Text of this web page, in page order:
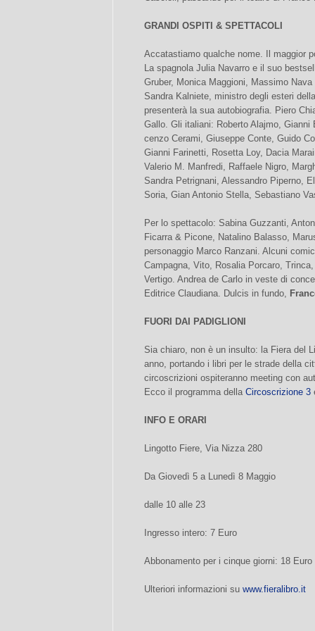
GRANDI OSPITI & SPETTACOLI
Accatastiamo qualche nome. Il maggior
La spagnola Julia Navarro e il suo
Gruber, Monica Maggioni, Massimo
Sandra Kalniete, ministro degli esteri
presenterà la sua autobiografia. Piero
Gallo. Gli italiani: Roberto Alajmo,
cenzo Cerami, Giuseppe Conte, Guido
Gianni Farinetti, Rosetta Loy, Dacia
Valerio M. Manfredi, Raffaele Nigro,
Sandra Petrignani, Alessandro Piperno,
Soria, Gian Antonio Stella, Sebastiano
Per lo spettacolo: Sabina Guzzanti,
Ficarra & Picone, Natalino Balasso,
personaggio Marco Ranzani. Alcuni
Campagna, Vito, Rosalia Porcaro,
Vertigo. Andrea de Carlo in veste di
Editrice Claudiana. Dulcis in fundo,
FUORI DAI PADIGLIONI
Sia chiaro, non è un insulto: la Fiera del
anno, portando i libri per le strade della
circoscrizioni ospiteranno meeting con
Ecco il programma della Circoscrizione 3
INFO E ORARI
Lingotto Fiere, Via Nizza 280
Da Giovedì 5 a Lunedì 8 Maggio
dalle 10 alle 23
Ingresso intero: 7 Euro
Abbonamento per i cinque giorni: 18 Euro
Ulteriori informazioni su www.fieralibro.it